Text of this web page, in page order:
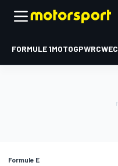
FORMULE 1MOTOGPWRCWEC
Formule E